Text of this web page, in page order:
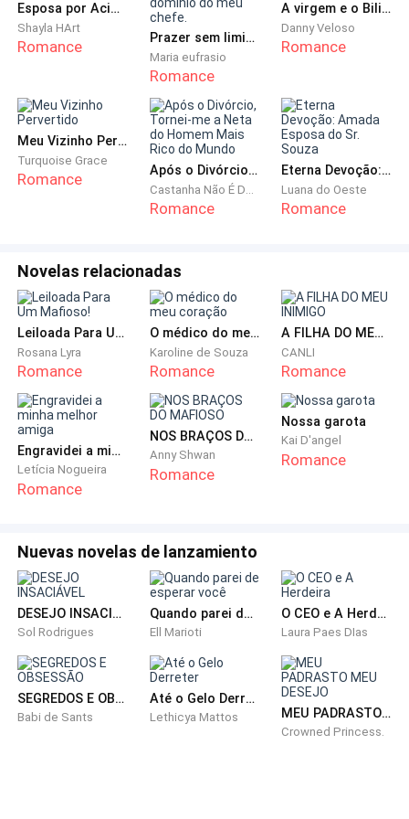
Olhei para o endereço em meu celular para localizar a
última visita do dia. A rua não é movimentada, mas dá
para fazer o que desejo.
— Só as vendas que tenho aqui em Roma vão suprir
qualquer estabelecimento que eu tenha. — murmurei
voltando a caminhar.
desgastados pelo tempo e a arquitetura imponente
me fazem imaginar o potencial do lugar e como ficará
bonito se caso consiga a locação.
— Que seja esse! — respirei fundo tentando reunir
coragem para entrar — Caso não, voltarei para casa
amanhã no primeiro horário.
Adentro do prédio e sou recebido pelo corretor com
um olhar assustado.
te ligar para avisar da minha chegada.
— Poderia me mostrar o lugar, estou ansioso? —
concordou.
— Aqui ao lado tem uma pequena loja, venha. — sai do
corredor e fui para um cômodo realmente pequeno e
nem que eu quisesse conseguiria acoplar um pequeno
restaurante aqui — Não fiquei triste, vamos ao local
Esposa por Acidente
Shayla HArt
Romance Prazer sem limites: Sob o domínio do meu chefe.
Maria eufrasio
Romance
A virgem e o Bilionário
Danny Veloso
Romance
Meu Vizinho Pervertido
Turquoise Grace
Romance Após o Divórcio, Tornei-me a Neta do Homem Mais Rico do Mundo
Romance
Eterna Devoção: Amada Esposa do Sr. Souza
Luana do Oeste
Romance
Novelas relacionadas
Leiloada Para Um Mafioso!
Rosana Lyra
Romance
O médico do meu coração
Karoline de Souza
Romance
A FILHA DO MEU INIMIGO
CANLI
Romance
Engravidei a minha melhor amiga
Letícia Nogueira
Romance
NOS BRAÇOS DO MAFIOSO
Anny Shwan
Romance
Nossa garota
Kai D'angel
Romance
Nuevas novelas de lanzamiento
DESEJO INSACIÁVEL
Sol Rodrigues
Quando parei de esperar você
Ell Marioti
O CEO e A Herdeira
Laura Paes DIas
SEGREDOS E OBSESSÃO
Babi de Sants
Até o Gelo Derreter
Lethicya Mattos MEU PADRASTO MEU DESEJO
Crowned Princess.